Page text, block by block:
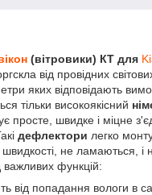
(вітровики) КТ для
від провідних
яких відповідають
тільки високоякісний
просте, швидке і міцне
дефлектори легко
не ламаються, і
функцій:
від попадання вологи в